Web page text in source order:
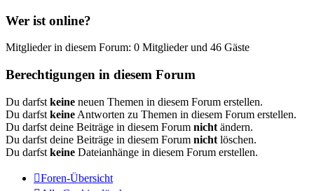
Wer ist online?
Mitglieder in diesem Forum: 0 Mitglieder und 46 Gäste
Berechtigungen in diesem Forum
Du darfst keine neuen Themen in diesem Forum erstellen.
Du darfst keine Antworten zu Themen in diesem Forum erstellen.
Du darfst deine Beiträge in diesem Forum nicht ändern.
Du darfst deine Beiträge in diesem Forum nicht löschen.
Du darfst keine Dateianhänge in diesem Forum erstellen.
Foren-Übersicht